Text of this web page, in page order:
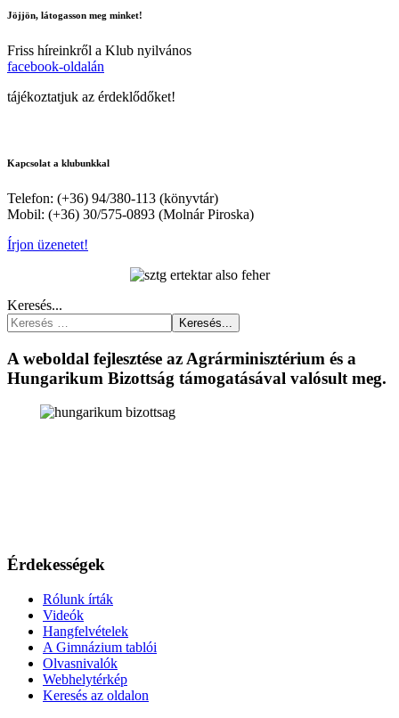
Jöjjön, látogasson meg minket!
Friss híreinkről a Klub nyilvános
facebook-oldalán
tájékoztatjuk az érdeklődőket!
Kapcsolat a klubunkkal
Telefon: (+36) 94/380-113 (könyvtár)
Mobil: (+36) 30/575-0893 (Molnár Piroska)
Írjon üzenetet!
Keresés...
Keresés...
A weboldal fejlesztése az Agrárminisztérium és a
Hungarikum Bizottság támogatásával valósult meg.
Érdekességek
Rólunk írták
Videók
Hangfelvételek
A Gimnázium tablói
Olvasnivalók
Webhelytérkép
Keresés az oldalon